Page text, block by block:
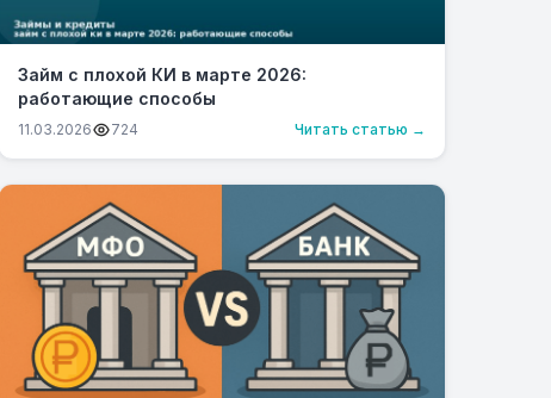
Займ с плохой КИ в марте 2026:
работающие способы
11.03.2026 724 Читать статью →